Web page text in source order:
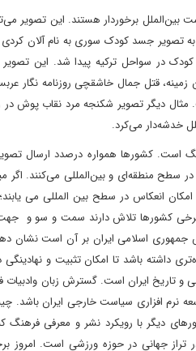
بین‌الملل برخوردار هستند. این
در سواحل ترکیه پیدا شد. این
قتل جمال خاشقچی روزنامه نگار
دیگر تصویر شکنجه مرد نقاب پوش در
خدشه‌دار می‌کرد.
است. کشورها همواره درصدد ارسال
سطح منطقه‌ای و بین‌المللی می‌کنند.
امکان انعکاس در سطح بین ‌المللی می
کشورها تلاش دارند سمت و سو و
جمهوری اسلامی ایران بر آن است نشان
داشته باشد تا امکان تثبیت و
و تاریخ ایران است. گسترش زبان
نرم افزاری سیاست خارجی ایران
دیگر با رویکرد نشر و معرفی فرهنگ
تراز جهانی در حوزه ورزشی است. امروز